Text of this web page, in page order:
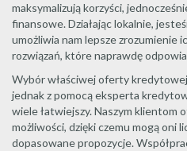
maksymalizują korzyści,
finansowe. Działając lokalnie,
umożliwia nam lepsze zrozumienie
rozwiązań, które naprawdę
Wybór właściwej oferty
jednak z pomocą eksperta
wiele łatwiejszy. Naszym klientom
możliwości, dzięki czemu mogą oni
dopasowane propozycje.